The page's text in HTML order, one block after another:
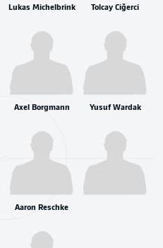
Lukas Michelbrink Tolcay Ciğerci
Axel Borgmann Yusuf Wardak
Aaron Reschke